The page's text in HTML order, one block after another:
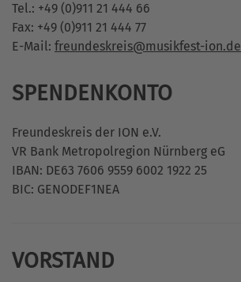
Tel.: +49 (0)911 21 444 66
Fax: +49 (0)911 21 444 77
E-Mail: freundeskreis@musikfest-ion.de
SPENDENKONTO
Freundeskreis der ION e.V.
VR Bank Metropolregion Nürnberg eG
IBAN: DE63 7606 9559 6002 1922 25
BIC: GENODEF1NEA
VORSTAND